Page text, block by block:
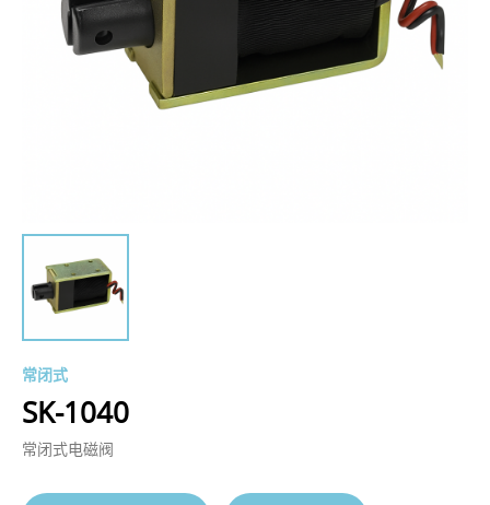
常闭式
SK-1040
常闭式电磁阀